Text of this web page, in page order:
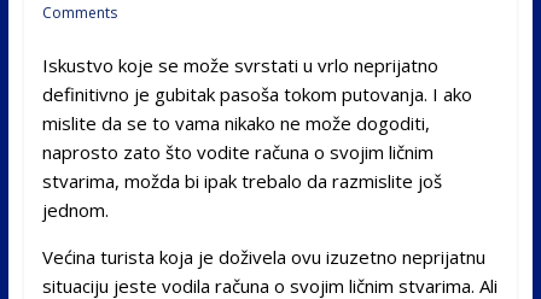
Comments
Iskustvo koje se može svrstati u vrlo neprijatno
definitivno je gubitak pasoša tokom putovanja. I ako
mislite da se to vama nikako ne može dogoditi,
naprosto zato što vodite računa o svojim ličnim
stvarima, možda bi ipak trebalo da razmislite još
jednom.
Većina turista koja je doživela ovu izuzetno neprijatnu
situaciju jeste vodila računa o svojim ličnim stvarima. Ali